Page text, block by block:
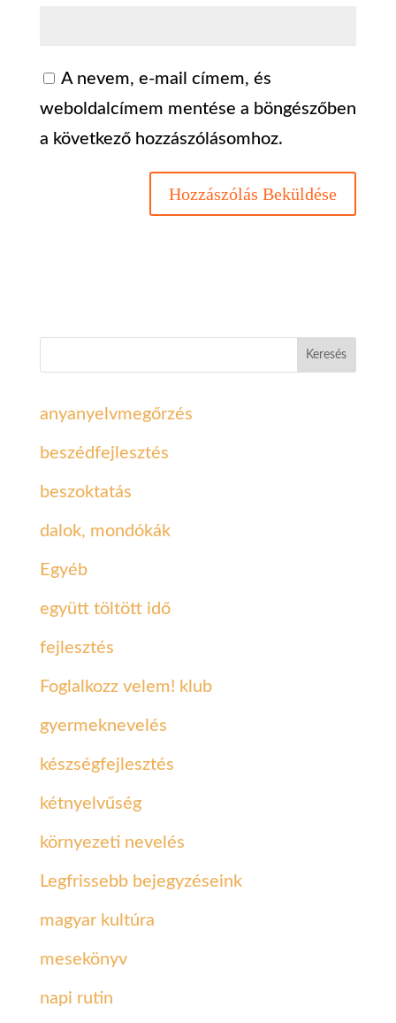
A nevem, e-mail címem, és
weboldalcímem mentése a böngészőben
a következő hozzászólásomhoz.
Keresés
anyanyelvmegőrzés
beszédfejlesztés
beszoktatás
dalok, mondókák
Egyéb
együtt töltött idő
fejlesztés
Foglalkozz velem! klub
gyermeknevelés
készségfejlesztés
kétnyelvűség
környezeti nevelés
Legfrissebb bejegyzéseink
magyar kultúra
mesekönyv
napi rutin